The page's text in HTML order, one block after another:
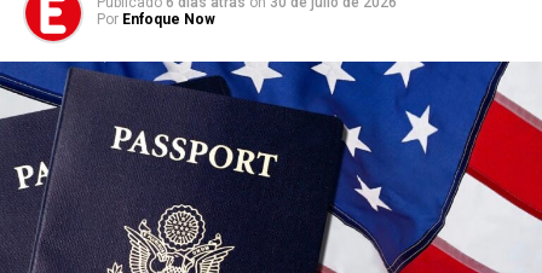
Programa de los tres días
Cada jornada desarrolla un tema bíblico específico:
Viernes – Mateo 5:3
El programa se centra en reconocer las necesidades
Por Enfoque Now